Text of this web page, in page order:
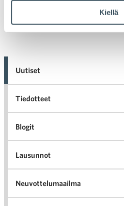
Kiellä
Vanhemmat artikkelit
Uutiset
Tiedotteet
Blogit
Lausunnot
Neuvottelumaailma